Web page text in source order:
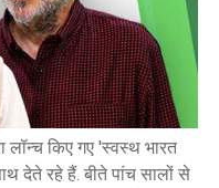
लॉन्च किए गए 'स्वस्थ भारत
देते रहे हैं. बीते पांच सालों से